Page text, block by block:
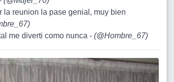
la reunion la pase genial, muy bien
)
me diverti como nunca - (@Hombre_67)